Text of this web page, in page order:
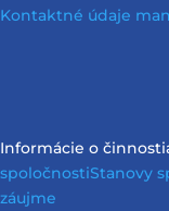
Kontaktné údaje
Informácie o
spoločnostiStanovy
záujme